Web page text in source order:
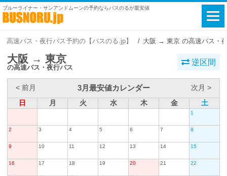
ブルーライナー・サンアンドムーンの予約ならバスのるが最安値
高速バス・夜行バス予約の【バスのる.jp】 大阪 → 東京 の高速バス・
大阪 → 東京
の高速バス・夜行バス
逆区間
< 前月 3月最安値カレンダー
次月 >
日
月 火 水 木 金 土
1
2 3 4 5 6 7 8
9 10 11 12 13 14 15
16 17 18 19 20 21 22